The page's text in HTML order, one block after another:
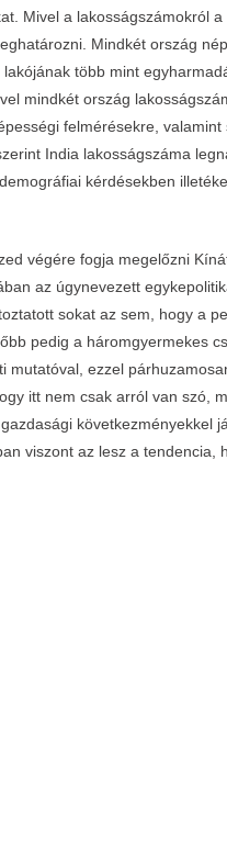
Mivel a lakosságszámokról
Mindkét ország
több mint
mindkét ország
felmérésekre,
India lakosságszáma
kérdésekben
végére fogja megelőzni
az úgynevezett
sokat az sem, hogy a
pedig a háromgyermekes
ezzel
itt nem csak arról van szó,
következményekkel
viszont az lesz a tendencia,